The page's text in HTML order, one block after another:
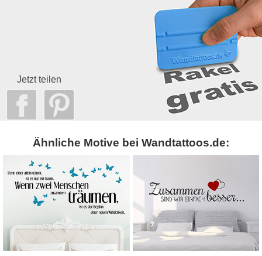
Jetzt teilen
Ähnliche Motive bei Wandtattoos.de: